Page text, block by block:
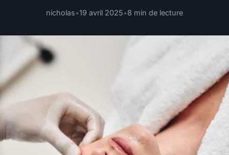
nicholas•19 avril 2025•8 min de lecture